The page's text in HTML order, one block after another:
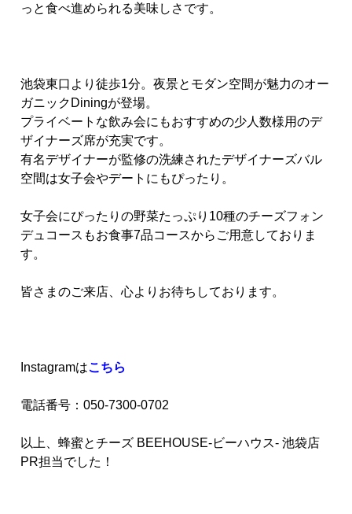
っと食べ進められる美味しさです。
池袋東口より徒歩1分。夜景とモダン空間が魅力のオー
ガニックDiningが登場。
プライベートな飲み会にもおすすめの少人数様用のデ
ザイナーズ席が充実です。
有名デザイナーが監修の洗練されたデザイナーズバル
空間は女子会やデートにもぴったり。
女子会にぴったりの野菜たっぷり10種のチーズフォン
デュコースもお食事7品コースからご用意しておりま
す。
皆さまのご来店、心よりお待ちしております。
Instagramはこちら
電話番号：050-7300-0702
以上、蜂蜜とチーズ BEEHOUSE-ビーハウス- 池袋店
PR担当でした！